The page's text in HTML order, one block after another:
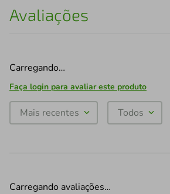
Avaliações
Carregando…
Faça login para avaliar este produto
Mais recentes Todos
Carregando avaliações…